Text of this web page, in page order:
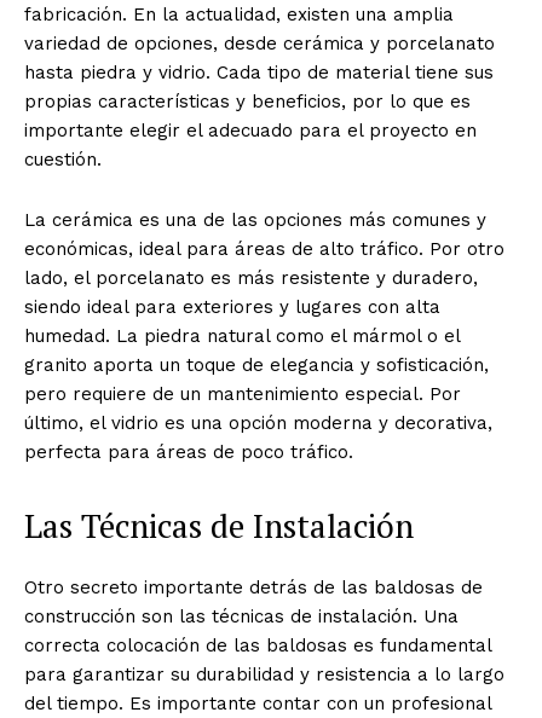
fabricación. En la actualidad, existen una amplia
variedad de opciones, desde cerámica y porcelanato
hasta piedra y vidrio. Cada tipo de material tiene sus
propias características y beneficios, por lo que es
importante elegir el adecuado para el proyecto en
cuestión.
La cerámica es una de las opciones más comunes y
económicas, ideal para áreas de alto tráfico. Por otro
lado, el porcelanato es más resistente y duradero,
siendo ideal para exteriores y lugares con alta
humedad. La piedra natural como el mármol o el
granito aporta un toque de elegancia y sofisticación,
pero requiere de un mantenimiento especial. Por
último, el vidrio es una opción moderna y decorativa,
perfecta para áreas de poco tráfico.
Las Técnicas de Instalación
Otro secreto importante detrás de las baldosas de
construcción son las técnicas de instalación. Una
correcta colocación de las baldosas es fundamental
para garantizar su durabilidad y resistencia a lo largo
del tiempo. Es importante contar con un profesional